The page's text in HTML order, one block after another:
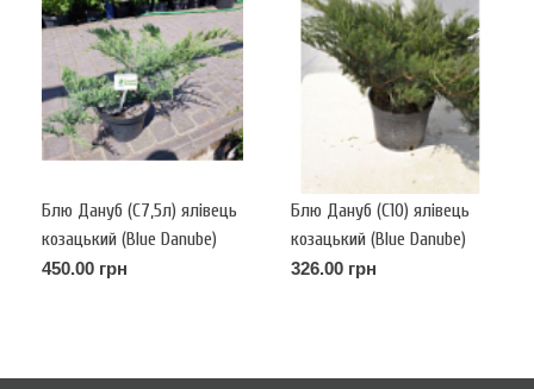
Блю Дануб (С7,5л) ялівець
козацький (Blue Danube)
(h-40-50,d-60)
450.00 грн
Блю Дануб (С10) ялівець
козацький (Blue Danube)
(h-50-60, d-60-70)
326.00 грн